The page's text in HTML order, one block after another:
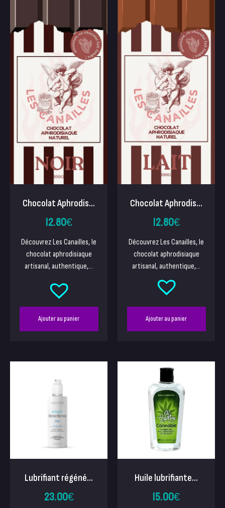
Chocolat Aphrodis...
12.80€
Découvrez Les Canailles, le
chocolat aphrodisiaque
artisanal, authentique,...
Ajouter au panier
Chocolat Aphrodis...
12.80€
Découvrez Les Canailles, le
chocolat aphrodisiaque
artisanal, authentique,...
Ajouter au panier
Lubrifiant régéné...
23.00€
Huile lubrifiante...
15.00€